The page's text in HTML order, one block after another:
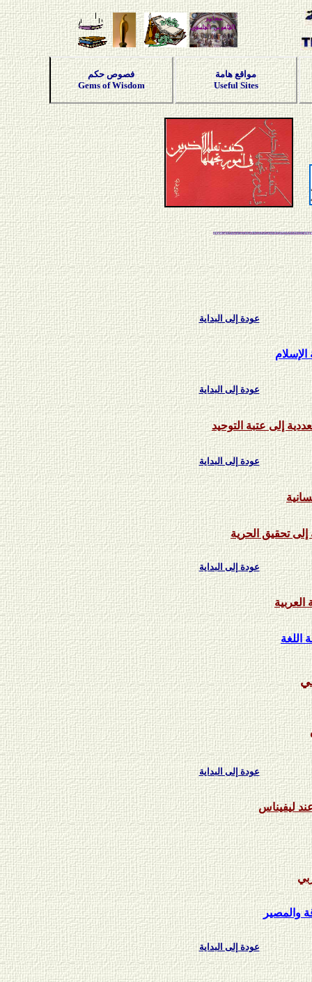
فصوص حكم
Gems of Wisdom
مواقع هامة
Useful Sites
عودة إلى البداية
عودة إلى البداية
عودة إلى البداية
تحقيق الحرية
عودة إلى البداية
اللغة
عودة إلى البداية
ليفيناس
والمصير
عودة إلى البداية